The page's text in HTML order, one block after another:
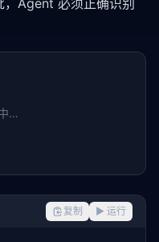
Agent 必须正确识别
…
复制 ▶ 运行